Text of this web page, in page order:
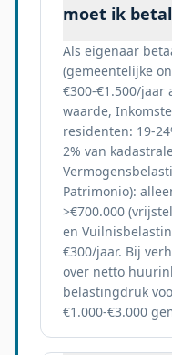
moet ik
Als eigenaar
(gemeentelijke
€300-€1.500/jaar
waarde,
residenten: 19-
2% van
Patrimonio):
>€700.000
en
€300/jaar. Bij
over netto
belastingdruk
€1.000-€3.000